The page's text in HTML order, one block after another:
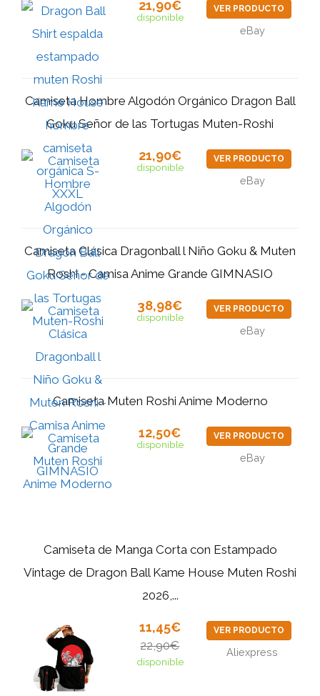
21,90€
disponible
VER PRODUCTO
eBay
Camiseta Hombre Algodón Orgánico Dragon Ball
Goku Señor de las Tortugas Muten-Roshi
21,90€
disponible
VER PRODUCTO
eBay
Camiseta Clásica Dragonball l Niño Goku & Muten
Roshi - Camisa Anime Grande GIMNASIO
38,98€
disponible
VER PRODUCTO
eBay
Camiseta Muten Roshi Anime Moderno
12,50€
disponible
VER PRODUCTO
eBay
Camiseta de Manga Corta con Estampado
Vintage de Dragon Ball Kame House Muten Roshi
2026,...
11,45€
22,90€
disponible
VER PRODUCTO
Aliexpress